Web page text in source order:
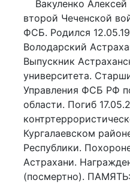
Вакуленко Алексей
второй Чеченской
ФСБ. Родился
Володарский
Выпускник
университета.
Управления ФСБ РФ
области. Погиб
Кургалаевском
Республики.
Астрахани.
(посмертно).